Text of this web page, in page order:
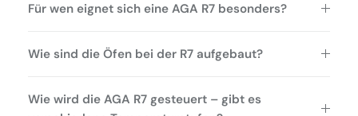
Für wen eignet sich eine AGA R7 besonders?
Wie sind die Öfen bei der R7 aufgebaut?
Wie wird die AGA R7 gesteuert – gibt es